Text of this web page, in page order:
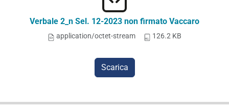
Verbale 2_n Sel. 12-2023 non firmato Vaccaro
application/octet-stream 126.2 KB
Scarica